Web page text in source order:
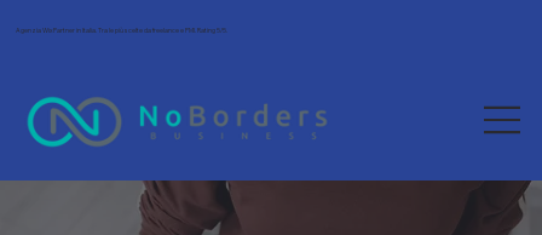
Agenzia Wix Partner in Italia. Tra le più scelte da freelance e PMI. Rating 5/5.